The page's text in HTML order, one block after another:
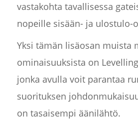
vastakohta tavallisessa
nopeille sisään- ja ulostulo-
Yksi tämän lisäosan muista
ominaisuuksista on
jonka avulla voit parantaa
suorituksen
on tasaisempi äänilähtö.